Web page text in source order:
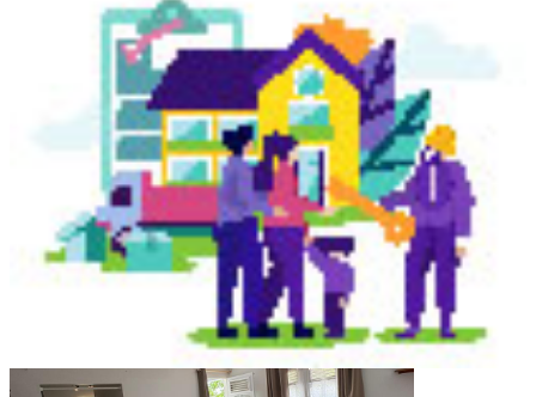
Retour à toutes les annonces
Réf : 12179 - Mis à jour le : 01/07/2026
Le Lamentin- Chambre - F4 à partager